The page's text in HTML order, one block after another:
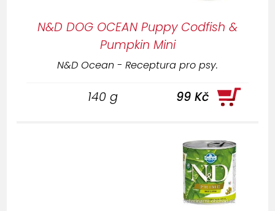
N&D DOG OCEAN Puppy Codfish &
Pumpkin Mini
N&D Ocean - Receptura pro psy.
140 g 99 Kč